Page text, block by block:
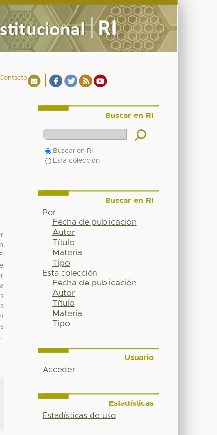
Buscar en RI
Buscar en RI
Esta colección
Buscar en RI
Por
Fecha de publicación
Autor
Título
Materia
Tipo
Esta colección
Fecha de publicación
Autor
Título
Materia
Tipo
Usuario
Acceder
Estadísticas
Estadísticas de uso